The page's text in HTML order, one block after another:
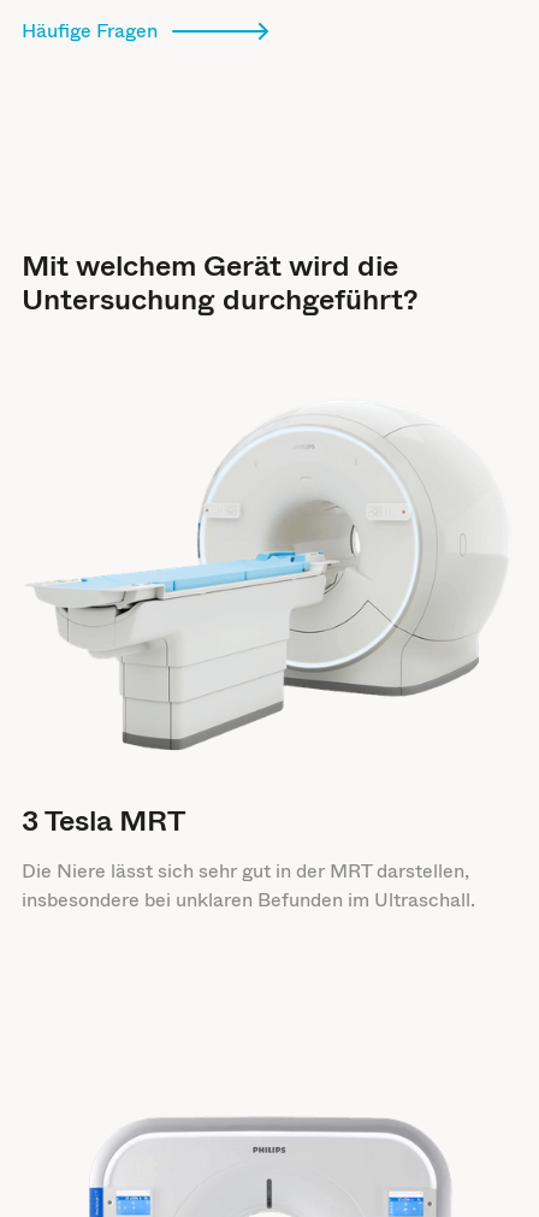
Häufige Fragen
Mit welchem Gerät wird die
Untersuchung durchgeführt?
3 Tesla MRT
Die Niere lässt sich sehr gut in der MRT darstellen,
insbesondere bei unklaren Befunden im Ultraschall.